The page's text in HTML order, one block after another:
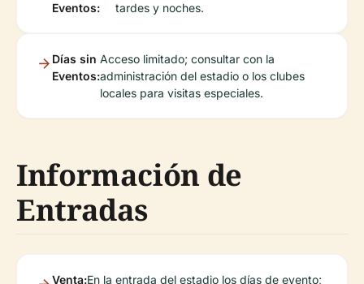
Eventos:
tardes y noches.
Días sin
Eventos:
Acceso limitado; consultar con la
administración del estadio o los clubes
locales para visitas especiales.
Información de
Entradas
Venta:En la entrada del estadio los días de evento;